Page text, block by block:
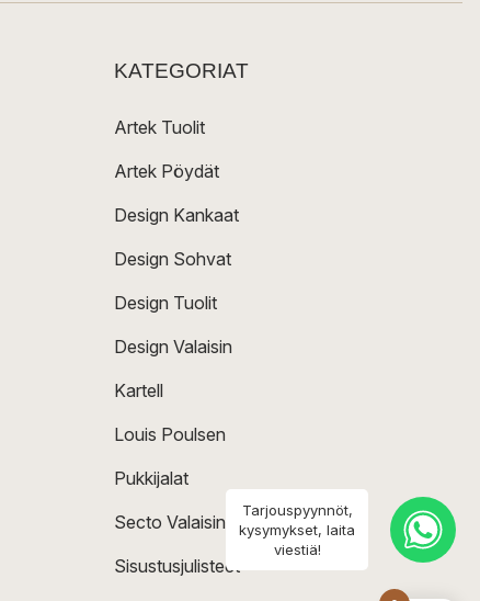
KATEGORIAT
Artek Tuolit
Artek Pöydät
Design Kankaat
Design Sohvat
Design Tuolit
Design Valaisin
Kartell
Louis Poulsen
Pukkijalat
Secto Valaisin
Sisustusjulisteet
Tarjouspyynnöt,
kysymykset, laita
viestiä!